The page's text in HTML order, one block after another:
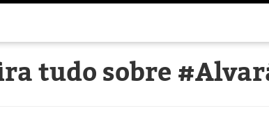
tudo sobre